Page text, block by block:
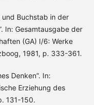
und Buchstab in der
In: Gesamtausgabe der
(GA) I/6: Werke
1981, p. 333-361.
Denken”. In:
Erziehung des
131-150.